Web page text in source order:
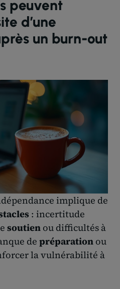
peuvent
d’une
un burn-out
implique de
: incertitude
soutien ou difficultés à
de préparation ou
la vulnérabilité à